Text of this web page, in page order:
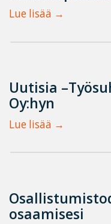
Lue lisää
Uutisia
Oy:hyn
Lue lisää
osaamisesi